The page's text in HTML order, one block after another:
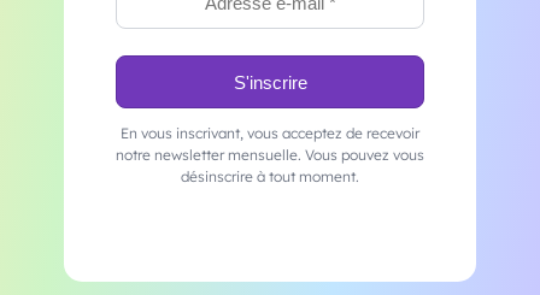
En vous inscrivant, vous acceptez de recevoir
notre newsletter mensuelle. Vous pouvez vous
désinscrire à tout moment.